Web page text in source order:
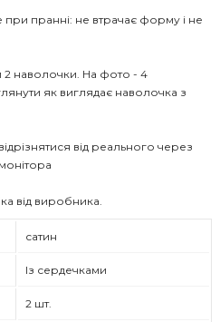
сатин
Із сердечками
2 шт.
пранні: не втрачає форму і не
2 наволочки. На фото - 4
як виглядає наволочка з
від реального через
від виробника.